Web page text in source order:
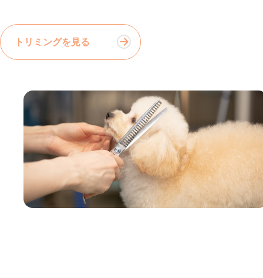
トリミングを見る